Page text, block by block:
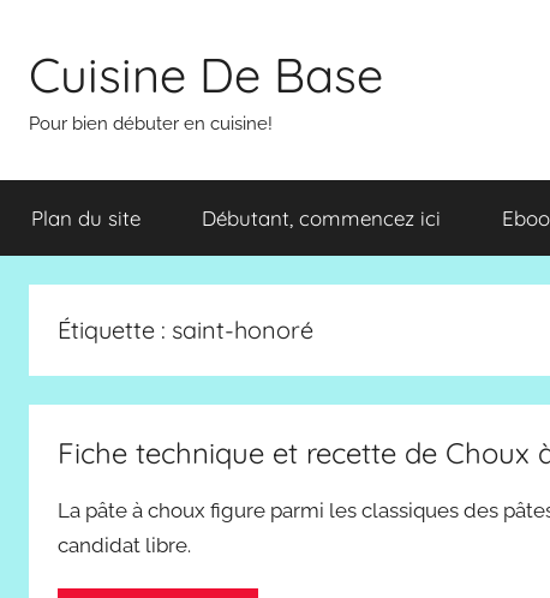
contenu
Cuisine De Base
Pour bien débuter en cuisine!
Plan du site Débutant, commencez ici
Étiquette : saint-honoré
Fiche technique et recette de Choux
La pâte à choux figure parmi les classiques des
candidat libre.